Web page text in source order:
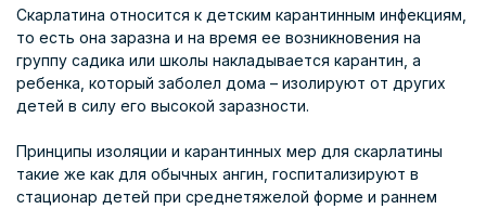
Скарлатина относится к детским карантинным инфекциям,
то есть она заразна и на время ее возникновения на
группу садика или школы накладывается карантин, а
ребенка, который заболел дома – изолируют от других
детей в силу его высокой заразности.
Принципы изоляции и карантинных мер для скарлатины
такие же как для обычных ангин, госпитализируют в
стационар детей при среднетяжелой форме и раннем